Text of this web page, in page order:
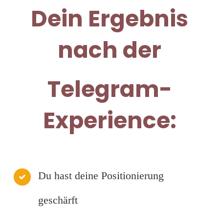
Dein Ergebnis
nach der
Telegram-
Experience:
Du hast deine Positionierung
geschärft